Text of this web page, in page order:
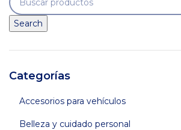
Search
Categorías
Accesorios para vehículos
Belleza y cuidado personal